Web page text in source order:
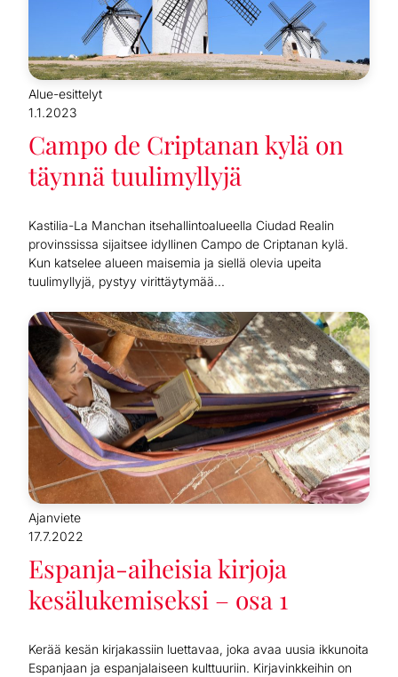
Alue-esittelyt
1.1.2023
Campo de Criptanan kylä on
täynnä tuulimyllyjä
Kastilia-La Manchan itsehallintoalueella Ciudad Realin
provinssissa sijaitsee idyllinen Campo de Criptanan kylä.
Kun katselee alueen maisemia ja siellä olevia upeita
tuulimyllyjä, pystyy virittäytymää...
Ajanviete
17.7.2022
Espanja-aiheisia kirjoja
kesälukemiseksi – osa 1
Kerää kesän kirjakassiin luettavaa, joka avaa uusia ikkunoita
Espanjaan ja espanjalaiseen kulttuuriin. Kirjavinkkeihin on